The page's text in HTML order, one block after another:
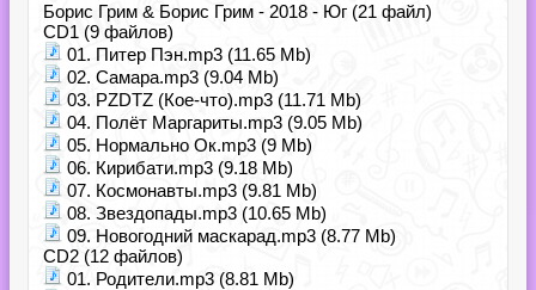
Борис Грим & Борис Грим - 2018 - Юг (21 файл)
CD1 (9 файлов)
01. Питер Пэн.mp3 (11.65 Mb)
02. Самара.mp3 (9.04 Mb)
03. PZDTZ (Кое-что).mp3 (11.71 Mb)
04. Полёт Маргариты.mp3 (9.05 Mb)
05. Нормально Ок.mp3 (9 Mb)
06. Кирибати.mp3 (9.18 Mb)
07. Космонавты.mp3 (9.81 Mb)
08. Звездопады.mp3 (10.65 Mb)
09. Новогодний маскарад.mp3 (8.77 Mb)
CD2 (12 файлов)
01. Родители.mp3 (8.81 Mb)